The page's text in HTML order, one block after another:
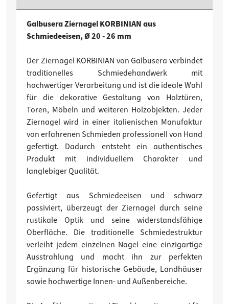
Galbusera Ziernagel KORBINIAN aus
Schmiedeeisen, Ø 20 - 26 mm
Der Ziernagel KORBINIAN von Galbusera verbindet
traditionelles Schmiedehandwerk mit
hochwertiger Verarbeitung und ist die ideale Wahl
für die dekorative Gestaltung von Holztüren,
Toren, Möbeln und weiteren Holzobjekten. Jeder
Ziernagel wird in einer italienischen Manufaktur
von erfahrenen Schmieden professionell von Hand
gefertigt. Dadurch entsteht ein authentisches
Produkt mit individuellem Charakter und
langlebiger Qualität.
Gefertigt aus Schmiedeeisen und schwarz
passiviert, überzeugt der Ziernagel durch seine
rustikale Optik und seine widerstandsfähige
Oberfläche. Die traditionelle Schmiedestruktur
verleiht jedem einzelnen Nagel eine einzigartige
Ausstrahlung und macht ihn zur perfekten
Ergänzung für historische Gebäude, Landhäuser
sowie hochwertige Innen- und Außenbereiche.